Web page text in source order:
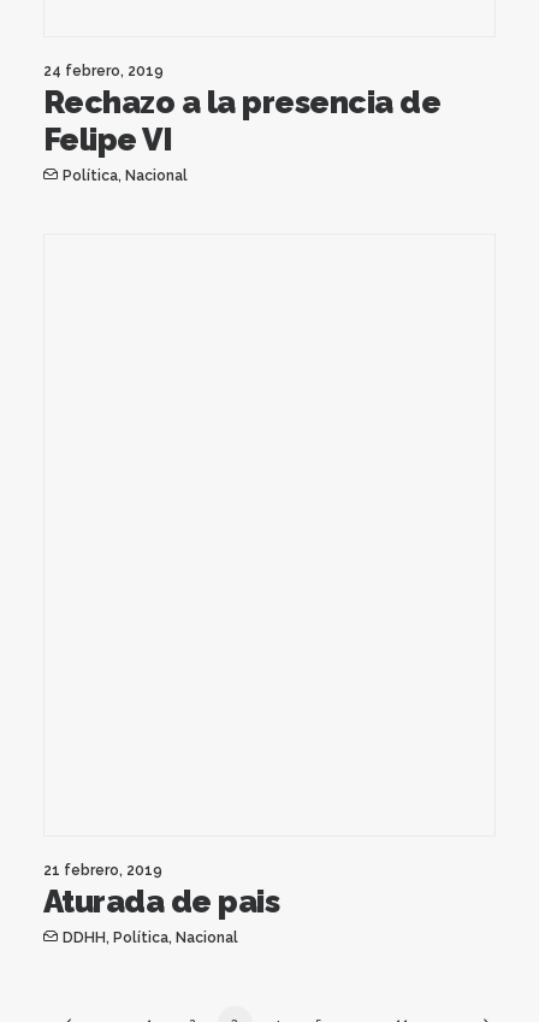
24 febrero, 2019
Rechazo a la presencia de
Felipe VI
Política, Nacional
21 febrero, 2019
Aturada de pais
DDHH, Política, Nacional